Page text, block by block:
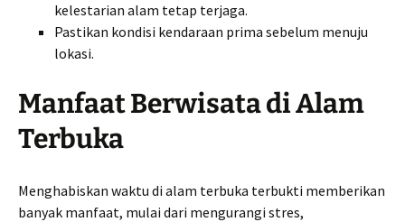
kelestarian alam tetap terjaga.
Pastikan kondisi kendaraan prima sebelum menuju
lokasi.
Manfaat Berwisata di Alam
Terbuka
Menghabiskan waktu di alam terbuka terbukti memberikan
banyak manfaat, mulai dari mengurangi stres,